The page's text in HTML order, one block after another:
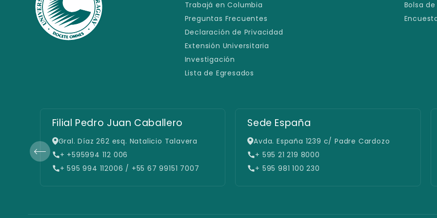
Trabajá en Columbia
Preguntas Frecuentes
Declaración de Privacidad
Extensión Universitaria
Investigación
Lista de Egresados
Bolsa
Filial Pedro Juan Caballero
Gral. Díaz 262 esq. Natalicio Talavera
+ +595994 112 006
+ 595 994 112006 / +55 67 99151 7007
Sede España
Avda. España 1239 c/ Padre Cardozo
+ 595 21 219 8000
+ 595 981 100 230